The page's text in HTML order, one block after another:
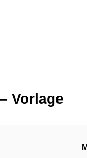
Vorlage